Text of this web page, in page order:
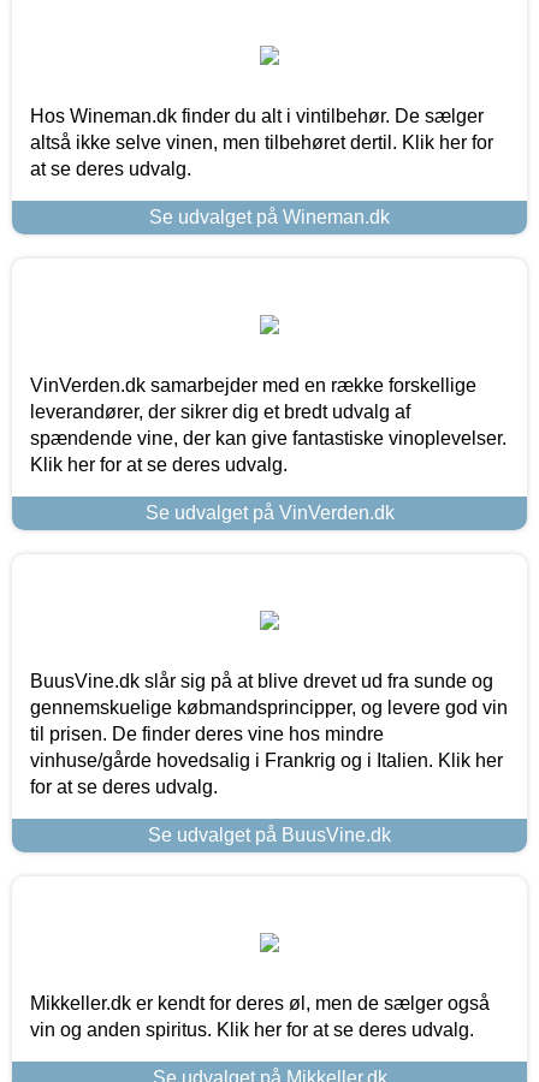
Hos Wineman.dk finder du alt i vintilbehør. De sælger
altså ikke selve vinen, men tilbehøret dertil. Klik her for
at se deres udvalg.
Se udvalget på Wineman.dk
VinVerden.dk samarbejder med en række forskellige
leverandører, der sikrer dig et bredt udvalg af
spændende vine, der kan give fantastiske vinoplevelser.
Klik her for at se deres udvalg.
Se udvalget på VinVerden.dk
BuusVine.dk slår sig på at blive drevet ud fra sunde og
gennemskuelige købmandsprincipper, og levere god vin
til prisen. De finder deres vine hos mindre
vinhuse/gårde hovedsalig i Frankrig og i Italien. Klik her
for at se deres udvalg.
Se udvalget på BuusVine.dk
Mikkeller.dk er kendt for deres øl, men de sælger også
vin og anden spiritus. Klik her for at se deres udvalg.
Se udvalget på Mikkeller.dk